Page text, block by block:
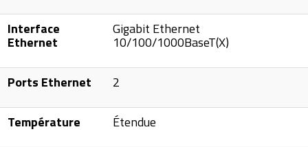
Interface
Ethernet
Gigabit Ethernet
10/100/1000BaseT(X)
Ports Ethernet 2
Température Étendue